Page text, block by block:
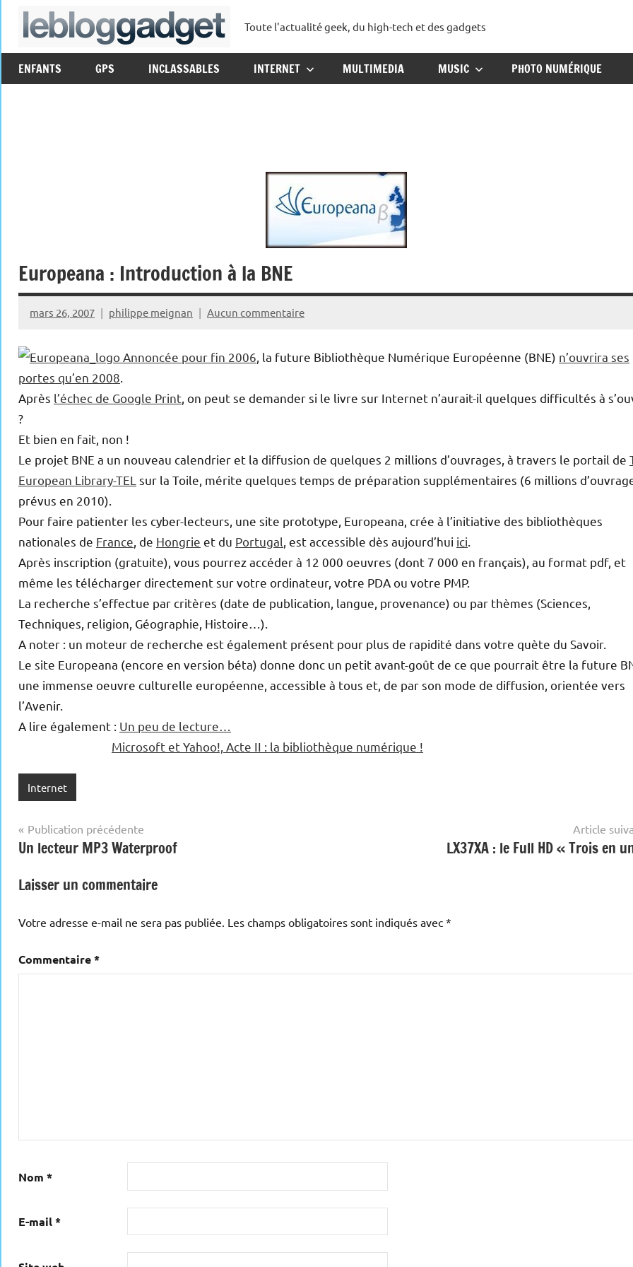
Aller
lebloggadget
Toute l'actualité geek, du high-tech et des gadgets
ENFANTS GPS INCLASSABLES INTERNET MULTIMEDIA MUSIC PHOTO NUMÉRIQUE
Europeana : Introduction à la BNE
mars 26, 2007 philippe meignan Aucun commentaire
Annoncée pour fin 2006 , la future Bibliothèque Numérique Européenne (BNE) n’ouvrira ses
portes qu’en 2008
Après l’échec de Google Print , on peut se demander si le livre sur Internet n’aurait-il quelques difficultés à
?
Et bien en fait, non !
Le projet BNE a un nouveau calendrier et la diffusion de quelques 2 millions d’ouvrages, à travers le portail de
European Library-TEL sur la Toile, mérite quelques temps de préparation supplémentaires (6 millions
prévus en 2010).
Pour faire patienter les cyber-lecteurs, une site prototype, Europeana, crée à l’initiative des bibliothèques
nationales de France , de Hongrie et du Portugal , est accessible dès aujourd’hui ici
Après inscription (gratuite), vous pourrez accéder à 12 000 oeuvres (dont 7 000 en français), au format pdf, et
même les télécharger directement sur votre ordinateur, votre PDA ou votre PMP.
La recherche s’effectue par critères (date de publication, langue, provenance) ou par thèmes (Sciences,
Techniques, religion, Géographie, Histoire…).
A noter : un moteur de recherche est également présent pour plus de rapidité dans votre quète du Savoir.
Le site Europeana (encore en version béta) donne donc un petit avant-goût de ce que pourrait être la future
une immense oeuvre culturelle européenne, accessible à tous et, de par son mode de diffusion, orientée vers
l’Avenir.
A lire également : Un peu de lecture…
Microsoft et Yahoo!, Acte II : la bibliothèque numérique !
Internet
Navigation
de
l’article
Publication précédente
Un lecteur MP3 Waterproof
Article
LX37XA : le Full HD « Trois en
Laisser un commentaire
Votre adresse e-mail ne sera pas publiée. Les champs obligatoires sont indiqués avec *
Commentaire*
Nom *
E-mail*